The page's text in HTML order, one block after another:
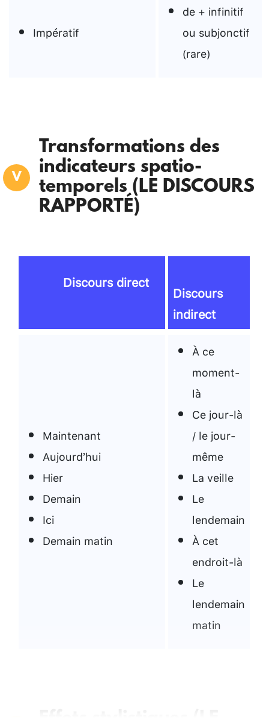
Impératif
de + infinitif
ou subjonctif
(rare)
Transformations des
indicateurs spatio-
temporels (LE DISCOURS
RAPPORTÉ)
Discours direct
Discours
indirect
Maintenant
Aujourd’hui
Hier
Demain
Ici
Demain matin
À ce
moment-
là
Ce jour-là
/ le jour-
même
La veille
Le
lendemain
À cet
endroit-là
Le
lendemain
matin